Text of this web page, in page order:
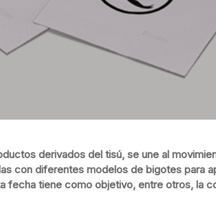
derivados del tisú, se une al
con diferentes modelos de bigotes para
fecha tiene como objetivo, entre otros, la